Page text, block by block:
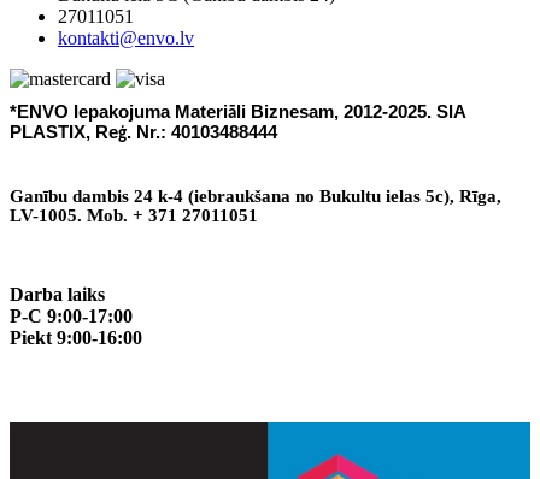
27011051
kontakti@envo.lv
*ENVO Iepakojuma Materiā li Biznesam, 2012-2025. SIA
PLASTIX, Reģ. Nr.: 40103488444
Ganību dambis 24 k-4 (iebraukšana no Bukultu ielas 5c), Rīga,
LV-1005. Mob. + 371 27011051
Darba laiks
P-C 9:00-17:00
Piekt 9:00-16:00